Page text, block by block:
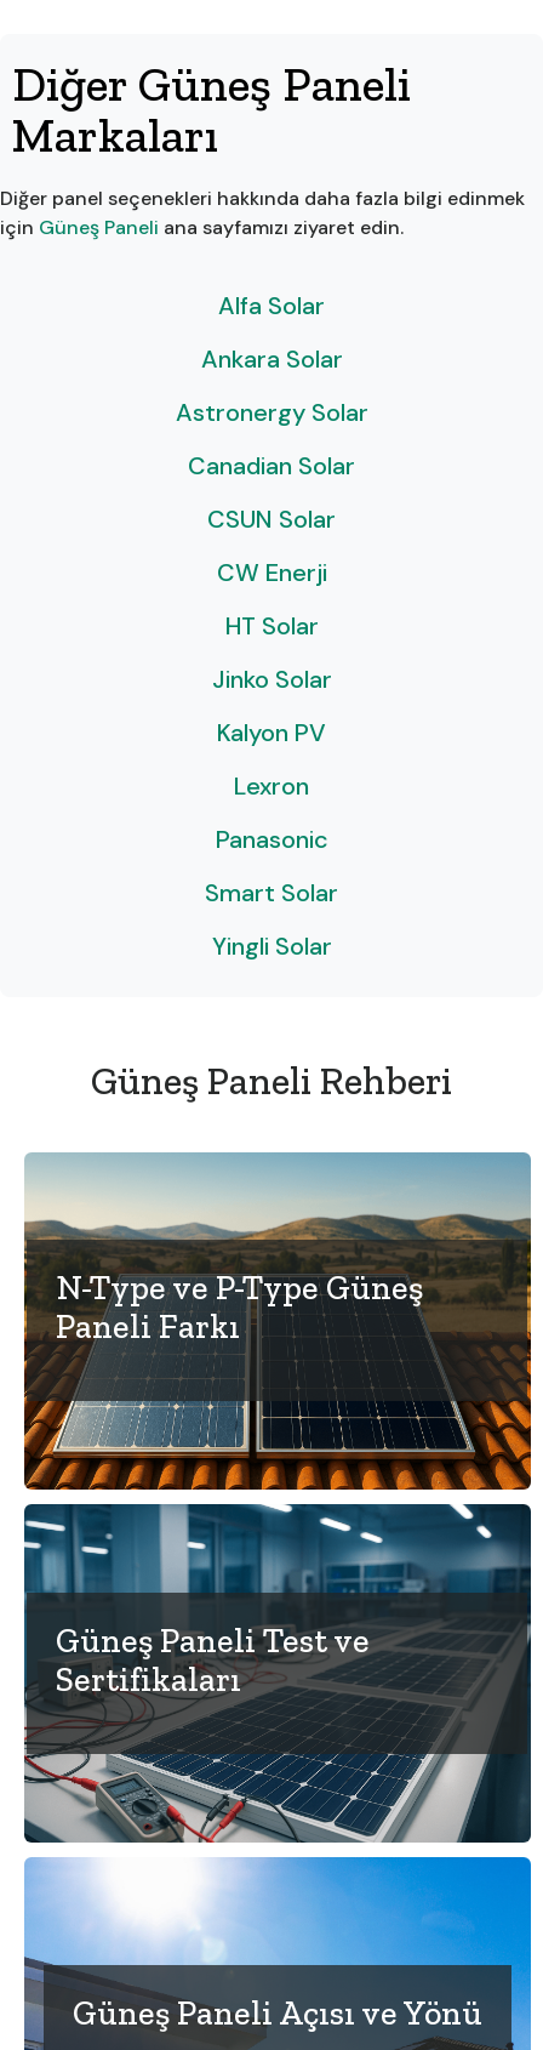
Diğer Güneş Paneli
Markaları
Diğer panel seçenekleri hakkında daha fazla bilgi edinmek
için Güneş Paneli ana sayfamızı ziyaret edin.
Alfa Solar
Ankara Solar
Astronergy Solar
Canadian Solar
CSUN Solar
CW Enerji
HT Solar
Jinko Solar
Kalyon PV
Lexron
Panasonic
Smart Solar
Yingli Solar
Güneş Paneli Rehberi
N-Type ve P-Type Güneş
Paneli Farkı
Güneş Paneli Test ve
Sertifikaları
Güneş Paneli Açısı ve Yönü